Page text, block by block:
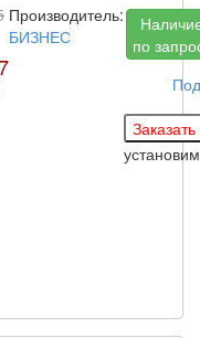
Производитель:
БИЗНЕС
по